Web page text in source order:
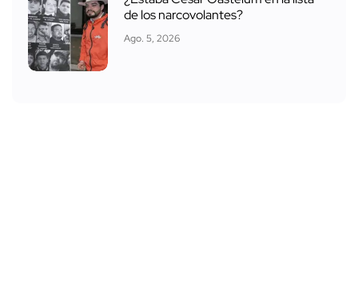
de los narcovolantes?
Ago. 5, 2026